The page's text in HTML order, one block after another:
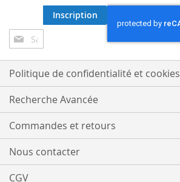
Inscription
à
notre
lettre
d’information
:
Inscription
Politique de confidentialité et cookies
Recherche Avancée
Commandes et retours
Nous contacter
CGV